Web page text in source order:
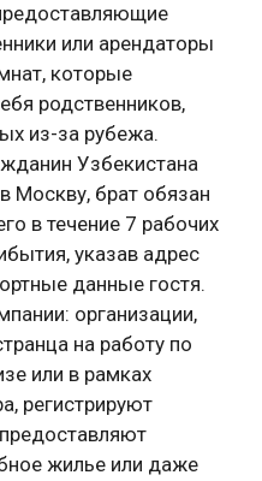
или арендаторы
которые
родственников,
из-за рубежа.
Узбекистана
Москву, брат обязан
в течение 7 рабочих
указав адрес
данные гостя.
организации,
на работу по
или в рамках
регистрируют
жилье или даже